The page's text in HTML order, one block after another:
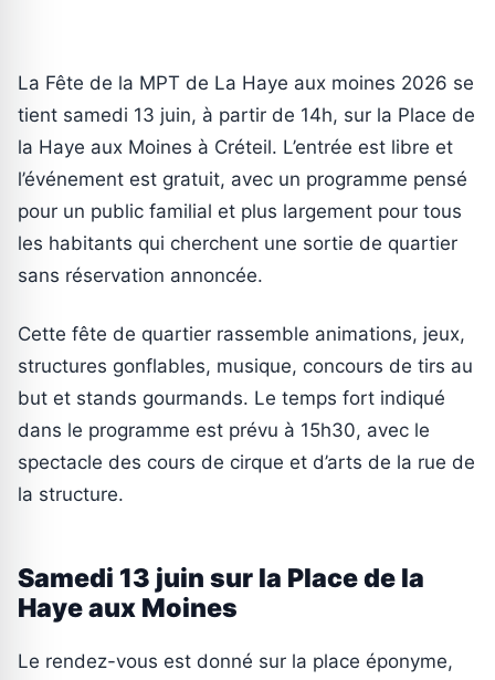
La Fête de la MPT de La Haye aux moines 2026 se
tient samedi 13 juin, à partir de 14h, sur la Place de
la Haye aux Moines à Créteil. L’entrée est libre et
l’événement est gratuit, avec un programme pensé
pour un public familial et plus largement pour tous
les habitants qui cherchent une sortie de quartier
sans réservation annoncée.
Cette fête de quartier rassemble animations, jeux,
structures gonflables, musique, concours de tirs au
but et stands gourmands. Le temps fort indiqué
dans le programme est prévu à 15h30, avec le
spectacle des cours de cirque et d’arts de la rue de
la structure.
Samedi 13 juin sur la Place de la
Haye aux Moines
Le rendez-vous est donné sur la place éponyme,